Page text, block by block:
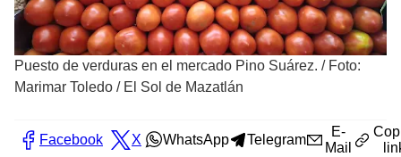
Puesto de verduras en el mercado Pino Suárez. / Foto:
Marimar Toledo / El Sol de Mazatlán
Facebook X WhatsApp Telegram
E-
Mail